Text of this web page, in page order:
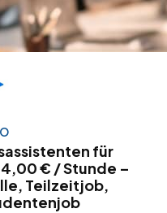
für
€ / Stunde –
Teilzeitjob,